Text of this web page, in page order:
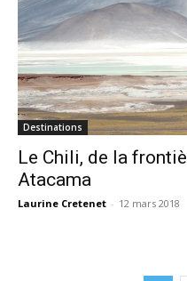
Destinations
Le Chili, de la
Atacama
Laurine Cretenet - 12 mars 2018